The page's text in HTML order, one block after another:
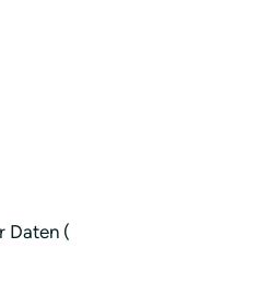
Daten (